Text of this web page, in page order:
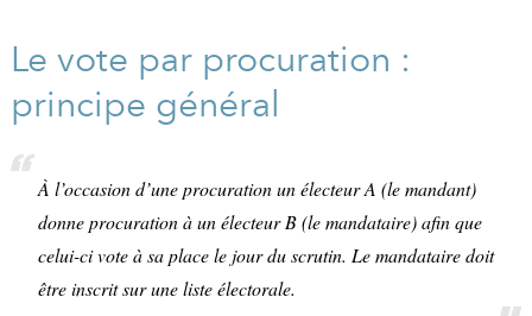
Le vote par procuration :
principe général
À l’occasion d’une procuration un électeur A (le mandant)
donne procuration à un électeur B (le mandataire) afin que
celui-ci vote à sa place le jour du scrutin. Le mandataire doit
être inscrit sur une liste électorale.